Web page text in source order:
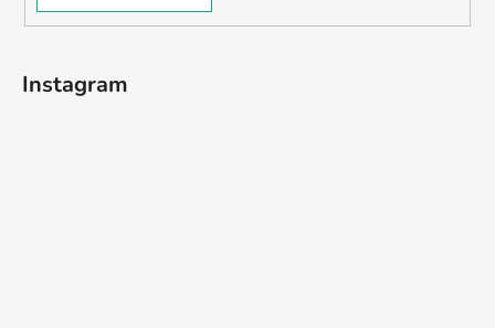
Instagram